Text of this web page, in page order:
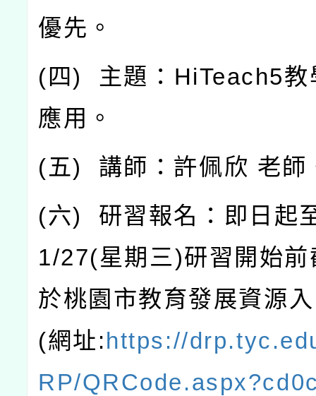
優先。
( 四) 主題： HiTeach5教
應用。
(五) 講師：許佩欣 老師
(六) 研習報名：即日起
1/27(星期三)研習開始
於桃園市教育發展資源
(網址:https://
RP/